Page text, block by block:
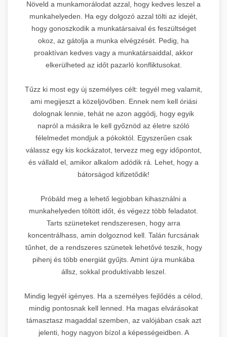
Növeld a munkamorálodat azzal, hogy kedves leszel a
munkahelyeden. Ha egy dolgozó azzal tölti az idejét,
hogy gonoszkodik a munkatársaival és feszültséget
okoz, az gátolja a munka elvégzését. Pedig, ha
proaktívan kedves vagy a munkatársaiddal, akkor
elkerülheted az időt pazarló konfliktusokat.
Tűzz ki most egy új személyes célt: tegyél meg valamit,
ami megijeszt a közeljövőben. Ennek nem kell óriási
dolognak lennie, tehát ne azon aggódj, hogy egyik
napról a másikra le kell győznöd az életre szóló
félelmedet mondjuk a pókoktól. Egyszerűen csak
válassz egy kis kockázatot, tervezz meg egy időpontot,
és vállald el, amikor alkalom adódik rá. Lehet, hogy a
bátorságod kifizetődik!
Próbáld meg a lehető legjobban kihasználni a
munkahelyeden töltött időt, és végezz több feladatot.
Tarts szüneteket rendszeresen, hogy arra
koncentrálhass, amin dolgoznod kell. Talán furcsának
tűnhet, de a rendszeres szünetek lehetővé teszik, hogy
pihenj és több energiát gyűjts. Amint újra munkába
állsz, sokkal produktívabb leszel.
Mindig legyél igényes. Ha a személyes fejlődés a célod,
mindig pontosnak kell lenned. Ha magas elvárásokat
támasztasz magaddal szemben, az valójában csak azt
jelenti, hogy nagyon bízol a képességeidben. A